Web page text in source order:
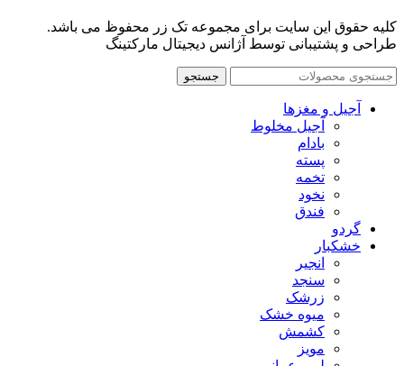
کلیه حقوق این سایت برای مجموعه تک زر محفوظ می باشد.
طراحی و پشتیبانی توسط آژانس دیجیتال مارکتینگ
جستجو
آجیل و مغزها
آجیل مخلوط
بادام
پسته
تخمه
نخود
فندق
گردو
خشکبار
انجیر
سنجد
زرشک
میوه خشک
کشمش
مویز